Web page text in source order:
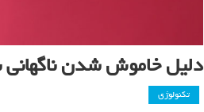
دلیل خاموش شدن
تکنولوژی